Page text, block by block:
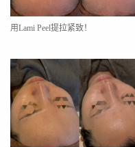
用Lami Peel提拉紧致！